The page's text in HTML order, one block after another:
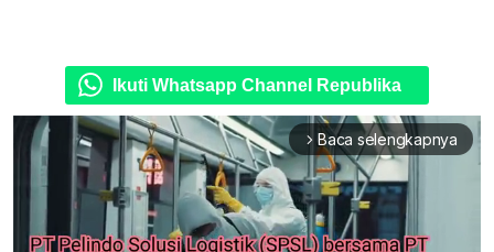
Ikuti Whatsapp Channel Republika
arrow_forward_ios Baca selengkapnya